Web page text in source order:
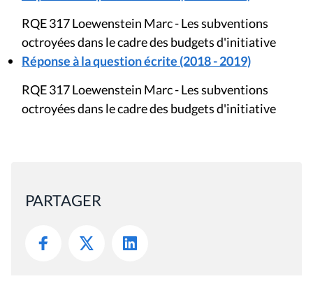
RQE 317 Loewenstein Marc - Les subventions
octroyées dans le cadre des budgets d'initiative
Réponse à la question écrite (2018 - 2019)
RQE 317 Loewenstein Marc - Les subventions
octroyées dans le cadre des budgets d'initiative
PARTAGER